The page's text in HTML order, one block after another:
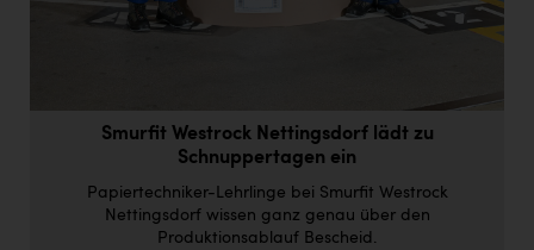
INTERSPORT Austria
Karin Liedl
Smurfit Westrock Nettingsdorf lädt zu
Schnuppertagen ein
Papiertechniker-Lehrlinge bei Smurfit Westrock
Nettingsdorf wissen ganz genau über den
Produktionsablauf Bescheid.